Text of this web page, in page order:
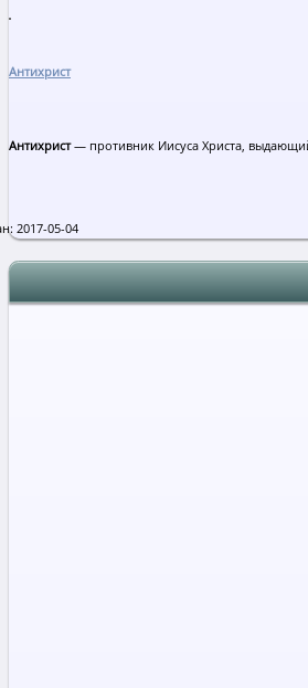
Антихрист
Антихрист— противник Иисуса Христа,
2017-05-04